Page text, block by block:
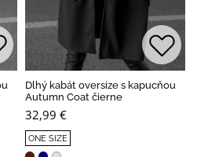
Dlhý kabát oversize s kapucňou
Autumn Coat čierne
32,99 €
ONE SIZE